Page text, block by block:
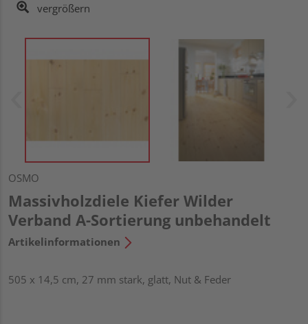
vergrößern
OSMO
Massivholzdiele Kiefer Wilder
Verband A-Sortierung unbehandelt
Artikelinformationen
505 x 14,5 cm, 27 mm stark, glatt, Nut & Feder